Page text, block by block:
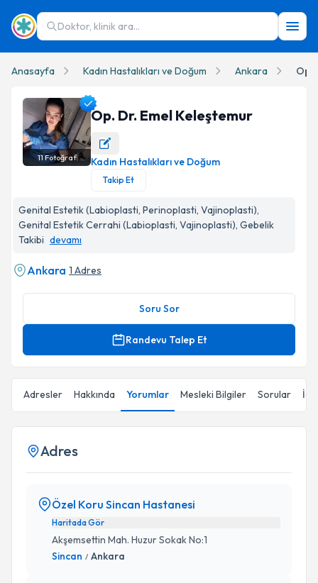
Doktor, klinik ara...
Anasayfa Kadın Hastalıkları ve Doğum Ankara Op.
Op. Dr. Emel Keleştemur Profil Fotoğrafı
11 Fotoğraf
Op. Dr. Emel Keleştemur
Kadın Hastalıkları ve Doğum
Takip Et
Genital Estetik (Labioplasti, Perinoplasti, Vajinoplasti),
Genital Estetik Cerrahi (Labioplasti, Vajinoplasti), Gebelik
Takibi devamı
Ankara 1 Adres
Soru Sor
Randevu Talep Et
Adresler Hakkında Yorumlar Mesleki Bilgiler Sorular
Adres
Özel Koru Sincan Hastanesi
Haritada Gör
Akşemsettin Mah. Huzur Sokak No:1
Sincan / Ankara